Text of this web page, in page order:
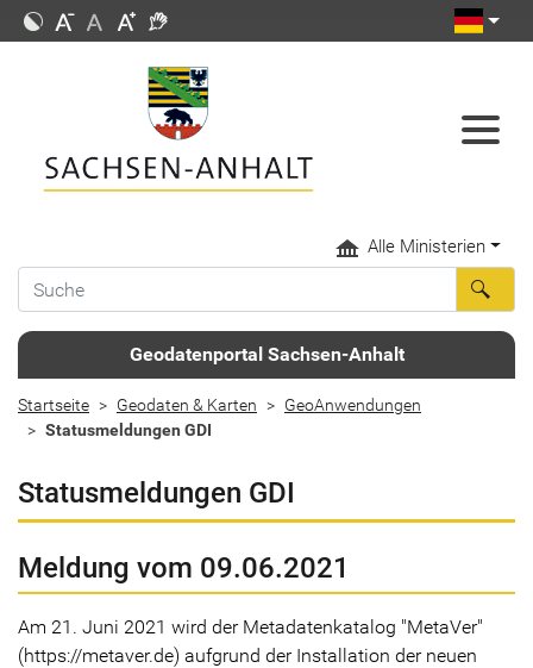
Alle Ministerien
Geodatenportal Sachsen-Anhalt
Startseite Geodaten & Karten
GeoAnwendungen
Statusmeldungen GDI
Statusmeldungen GDI
Meldung vom 09.06.2021
Am 21. Juni 2021 wird der Metadatenkatalog "MetaVer"
(https://metaver.de) aufgrund der Installation der neuen